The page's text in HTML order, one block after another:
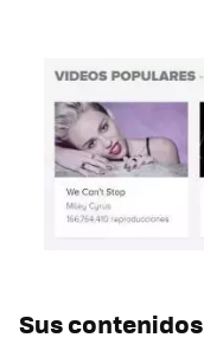
Sus contenidos